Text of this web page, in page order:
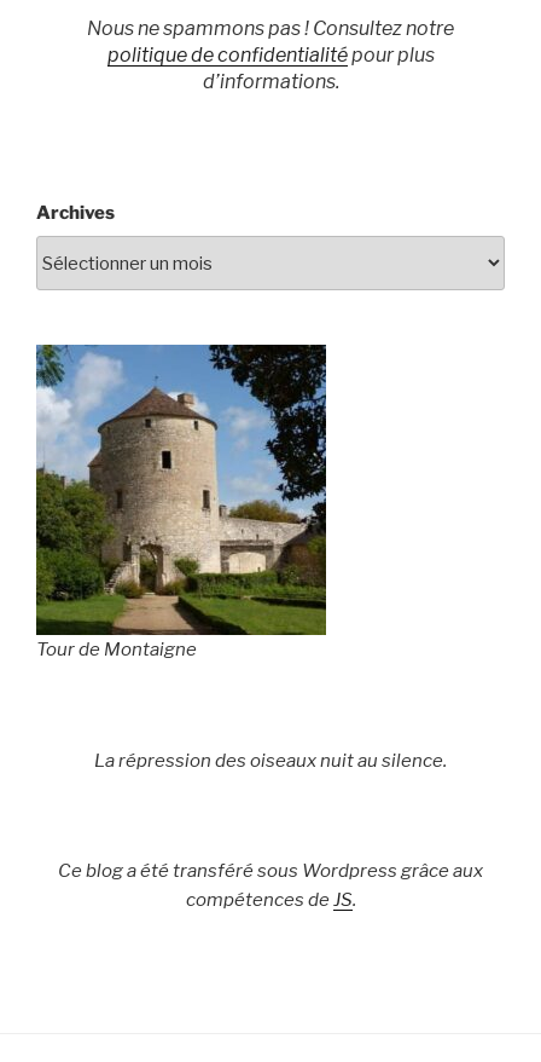
Nous ne spammons pas ! Consultez notre
politique de confidentialitépour plus
d’informations.
Archives
Tour de Montaigne
La répression des oiseaux nuit au silence.
Ce blog a été transféré sous Wordpress grâce aux
compétences de JS.